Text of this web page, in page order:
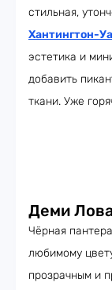
стильная,
Хантингтон-
эстетика и
добавить
ткани. Уже
Деми
Чёрная пантера
любимому
прозрачным и